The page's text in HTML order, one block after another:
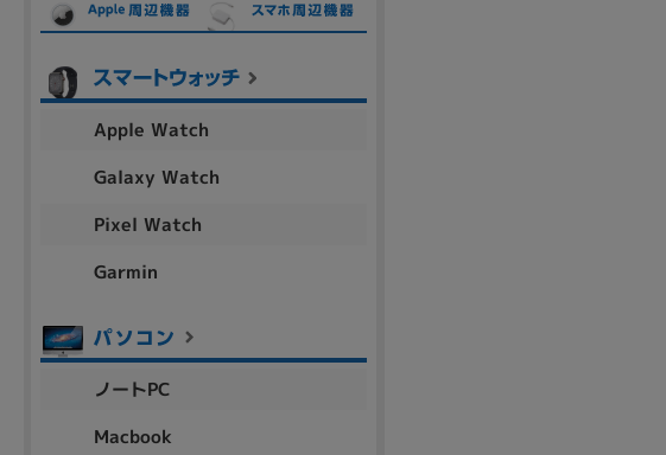
Apple Watch
Galaxy Watch
Pixel Watch
Garmin
ノートPC
Macbook